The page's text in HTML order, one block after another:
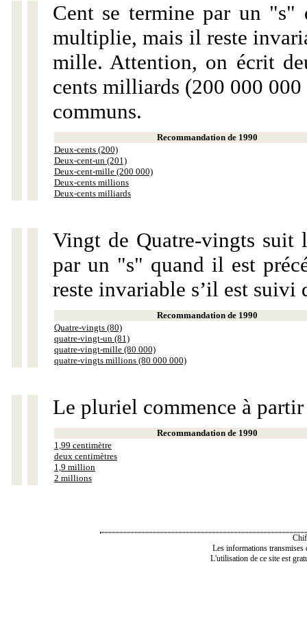
Cent se termine par un "s"
multiplie, mais il reste
mille. Attention, on écrit
cents milliards (200 000
communs.
Recommandation de 1990
Deux-cents (200)
Deux-cent-un (201)
Deux-cent-mille (200 000)
Deux-cents millions
Deux-cents milliards
Vingt de Quatre-vingts suit
par un "s" quand il est
reste invariable s’il est suivi
Recommandation de 1990
Quatre-vingts (80)
quatre-vingt-un (81)
quatre-vingt-mille (80 000)
quatre-vingts millions (80 000 000)
Le pluriel commence à
Recommandation de 1990
1,99 centimètre
deux centimètres
1,9 million
2 millions
Les informations transmises
L'utilisation de ce site est